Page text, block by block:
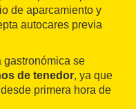
de aparcamiento y
autocares previa
gastronómica se
de tenedor, ya que
primera hora de